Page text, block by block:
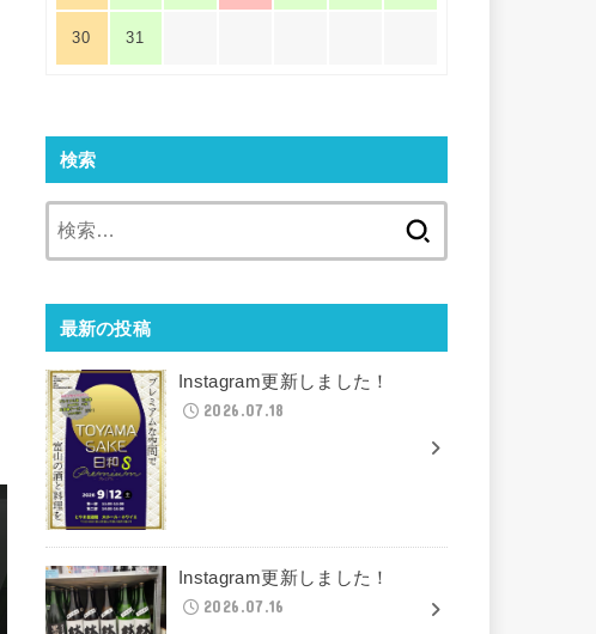
30 31
検索
最新の投稿
Instagram更新しました！
2026.07.18
Instagram更新しました！
2026.07.16